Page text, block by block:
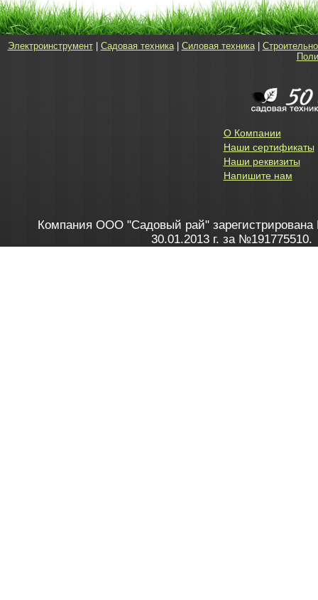
Электроинструмент| Садовая техника| Силовая техника|
О Компании
Наши сертификаты
Наши реквизиты
Напишите нам
Компания ООО "Садовый рай" зарегистрирована
30.01.2013 г. за №191775510.